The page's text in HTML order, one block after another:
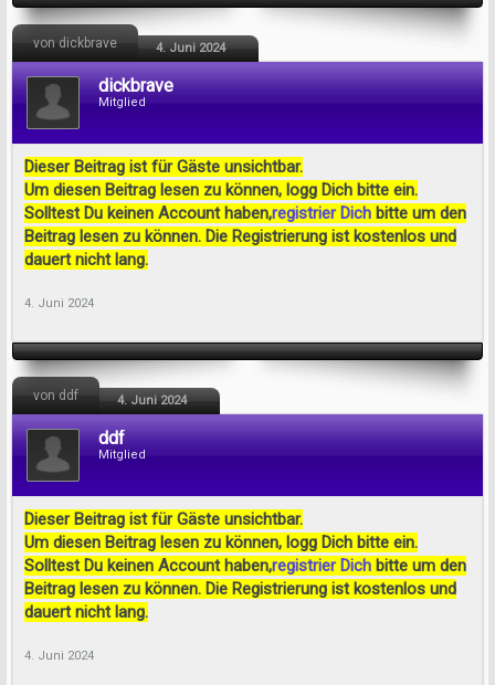
von dickbrave 4. Juni 2024
dickbrave
Mitglied
Dieser Beitrag ist für Gäste unsichtbar.
Um diesen Beitrag lesen zu können, logg Dich bitte ein.
Solltest Du keinen Account haben,registrier Dich bitte um den
Beitrag lesen zu können. Die Registrierung ist kostenlos und
dauert nicht lang.
4. Juni 2024
von ddf 4. Juni 2024
ddf
Mitglied
Dieser Beitrag ist für Gäste unsichtbar.
Um diesen Beitrag lesen zu können, logg Dich bitte ein.
Solltest Du keinen Account haben,registrier Dich bitte um den
Beitrag lesen zu können. Die Registrierung ist kostenlos und
dauert nicht lang.
4. Juni 2024